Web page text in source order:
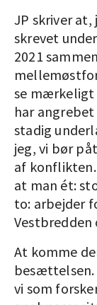
JP skriver
skrevet
2021
se mærkeligt
har
stadig
jeg, vi bør
af
at man ét:
to: arbejder
Vestbredden
At komme
besættelsen.
vi som